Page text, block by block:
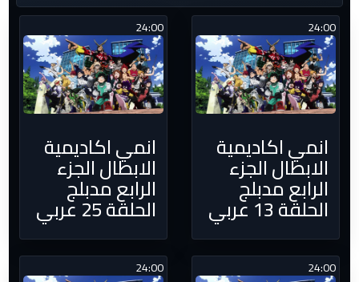
24:00
انمي اكاديمية
الابطال الجزء
الرابع مدبلج
الحلقة 13 عربي
24:00
انمي اكاديمية
الابطال الجزء
الرابع مدبلج
الحلقة 25 عربي
24:00
24:00